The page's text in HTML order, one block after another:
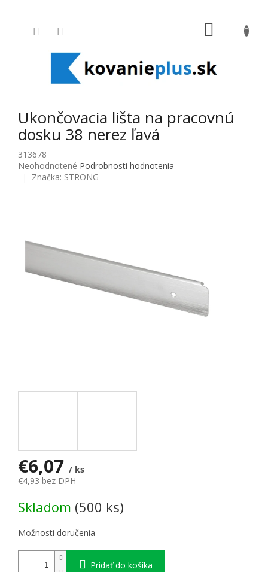
Ukončovacia lišta na pracovnú
dosku 38 nerez ľavá
313678
Priemerné hodnotenie produktu je 0,0 z 5 hviezdičiek.
Neohodnotené Podrobnosti hodnotenia
Značka: STRONG
€6,07 / ks
€4,93 bez DPH
Skladom (500 ks)
Možnosti doručenia
Pridať do košíka